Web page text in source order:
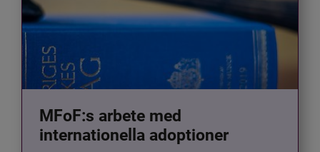
MFoF:s arbete med
internationella adoptioner